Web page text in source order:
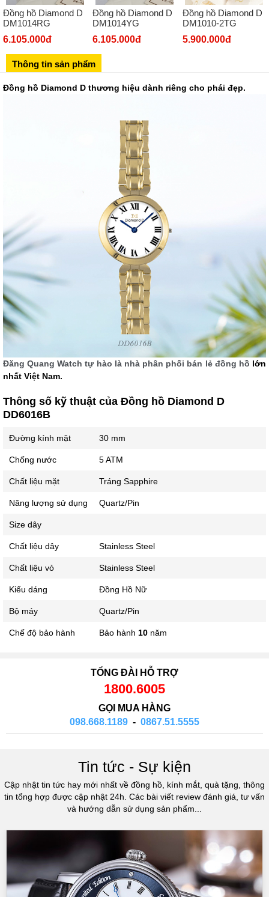
Số 273 Nguyễn Văn Cừ - Long Biên - Hà Nội
02439392490
Số 28 Chùa Thông - Sơn Tây - Hà Nội
Số 53 Trần Đăng Ninh - Cầu Giấy - Hà Nội
034 629 9090
Showroom 86: BH9A-SP.9A-63 Vinhomes Ocean Park 1, Dương
Xá, Gia Lâm, Thành phố Hà Nội
Đồng hồ Diamond D
DM1014RG
6.105.000đ
Đồng hồ Diamond D
DM1014YG
6.105.000đ
Đồng hồ Diamond D
DM1010-2TG
5.900.000đ
Thông tin sản phẩm
Đồng hồ Diamond D thương hiệu dành riêng cho phái đẹp.
Đăng Quang Watch tự hào là nhà phân phối bán lẻ đồng hồ lớn
nhất Việt Nam.
Thông số kỹ thuật của Đồng hồ Diamond D
DD6016B
Đường kính mặt 30 mm
Chống nước 5 ATM
Chất liệu mặt Tráng Sapphire
Năng lượng sử dụng Quartz/Pin
Size dây
Chất liệu dây Stainless Steel
Chất liệu vỏ Stainless Steel
Kiểu dáng Đồng Hồ Nữ
Bộ máy Quartz/Pin
Chế độ bảo hành Bảo hành 10 năm
TỔNG ĐÀI HỖ TRỢ
1800.6005
GỌI MUA HÀNG
098.668.1189 - 0867.51.5555
Tin tức - Sự kiện
Cập nhật tin tức hay mới nhất về đồng hồ, kính mắt, quà tặng, thông
tin tổng hợp được cập nhật 24h. Các bài viết review đánh giá, tư vấn
và hướng dẫn sử dụng sản phẩm...